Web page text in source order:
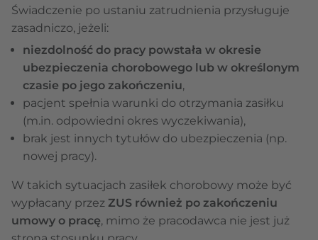
Świadczenie po ustaniu zatrudnienia przysługuje
zasadniczo, jeżeli:
niezdolność do pracy powstała w okresie
ubezpieczenia chorobowego lub w określonym
czasie po jego zakończeniu,
pacjent spełnia warunki do otrzymania zasiłku
(m.in. odpowiedni okres wyczekiwania),
brak jest innych tytułów do ubezpieczenia (np.
nowej pracy).
W takich sytuacjach zasiłek chorobowy może być
wypłacany przez ZUS również po zakończeniu
umowy o pracę, mimo że pracodawca nie jest już